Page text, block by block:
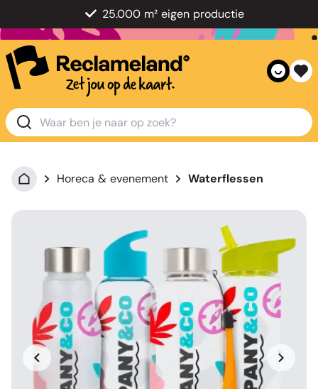
25.000 m² eigen productie
Horeca & evenement Waterflessen